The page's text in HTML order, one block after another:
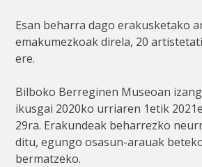
Esan beharra dago erakusketako
emakumezkoak direla, 20
ere.
Bilboko Berreginen Museoan
ikusgai 2020ko urriaren 1etik
29ra. Erakundeak beharrezko
ditu, egungo osasun-arauak
bermatzeko.